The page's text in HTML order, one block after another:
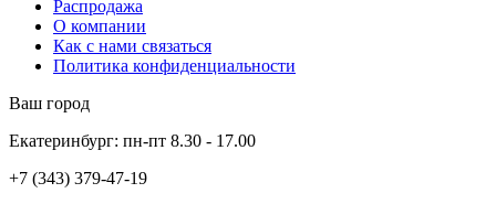
Распродажа
О компании
Как с нами связаться
Политика конфиденциальности
Ваш город
Екатеринбург: пн-пт 8.30 - 17.00
+7 (343) 379-47-19